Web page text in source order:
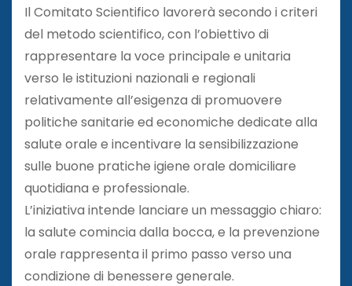
Il Comitato Scientifico lavorerà secondo i criteri
del metodo scientifico, con l’obiettivo di
rappresentare la voce principale e unitaria
verso le istituzioni nazionali e regionali
relativamente all’esigenza di promuovere
politiche sanitarie ed economiche dedicate alla
salute orale e incentivare la sensibilizzazione
sulle buone pratiche igiene orale domiciliare
quotidiana e professionale.
L’iniziativa intende lanciare un messaggio chiaro:
la salute comincia dalla bocca, e la prevenzione
orale rappresenta il primo passo verso una
condizione di benessere generale.